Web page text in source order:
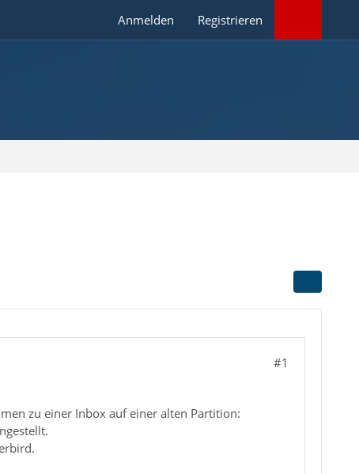
Anmelden Registrieren
#1
zu einer Inbox auf einer alten Partition: